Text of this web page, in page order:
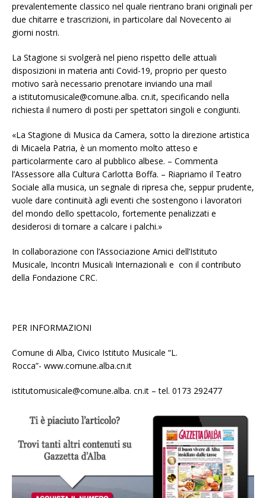
prevalentemente classico nel quale rientrano brani originali per
due chitarre e trascrizioni, in particolare dal Novecento ai
giorni nostri.
La Stagione si svolgerà nel pieno rispetto delle attuali
disposizioni in materia anti Covid-19, proprio per questo
motivo sarà necessario prenotare inviando una mail
a istitutomusicale@comune.alba. cn.it, specificando nella
richiesta il numero di posti per spettatori singoli e congiunti.
«La Stagione di Musica da Camera, sotto la direzione artistica
di Micaela Patria, è un momento molto atteso e
particolarmente caro al pubblico albese. – Commenta
l’Assessore alla Cultura Carlotta Boffa. – Riapriamo il Teatro
Sociale alla musica, un segnale di ripresa che, seppur prudente,
vuole dare continuità agli eventi che sostengono i lavoratori
del mondo dello spettacolo, fortemente penalizzati e
desiderosi di tornare a calcare i palchi.»
In collaborazione con l’Associazione Amici dell’Istituto
Musicale, Incontri Musicali Internazionali e con il contributo
della Fondazione CRC.
PER INFORMAZIONI
Comune di Alba, Civico Istituto Musicale “L.
Rocca”- www.comune.alba.cn.it
istitutomusicale@comune.alba. cn.it – tel. 0173 292477